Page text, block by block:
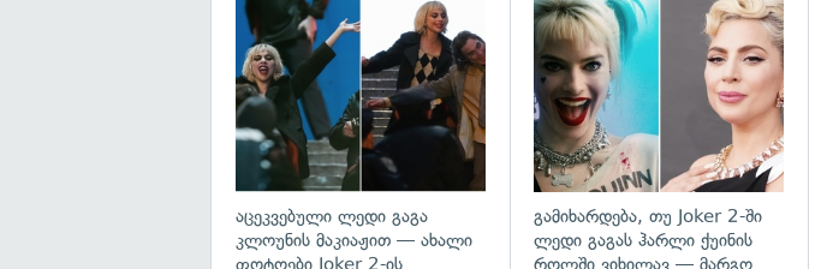
გადახედვა
აცეკვებული ლედი გაგა
კლოუნის მაკიაჟით — ახალი
ფოტოები Joker 2-ის
გამიხარდება, თუ Joker 2-ში
ლედი გაგას ჰარლი ქუინის
როლში ვიხილავ — მარგო